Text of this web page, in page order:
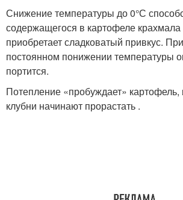
Снижение температуры до 0°С
содержащегося в картофеле
приобретает сладковатый привкус.
постоянном понижении температуры
портится.
Потепление «пробуждает»
клубни начинают прорастать .